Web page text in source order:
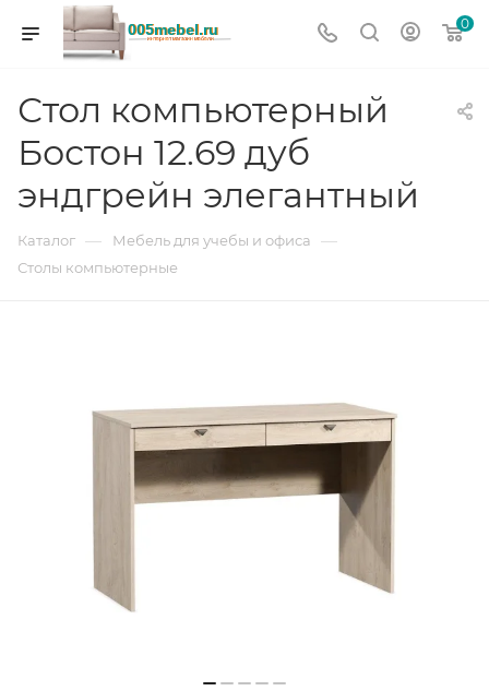
0
Стол компьютерный
Бостон 12.69 дуб
эндгрейн элегантный
Каталог — Мебель для учебы и офиса —
Столы компьютерные